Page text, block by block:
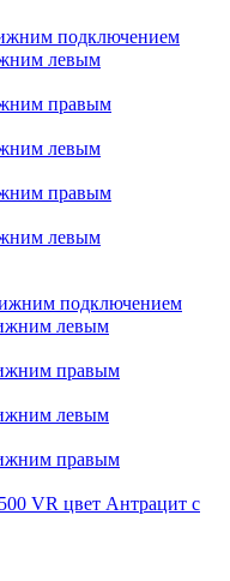
подключением
левым
правым
левым
правым
левым
подключением
левым
правым
левым
правым
VR цвет Антрацит с